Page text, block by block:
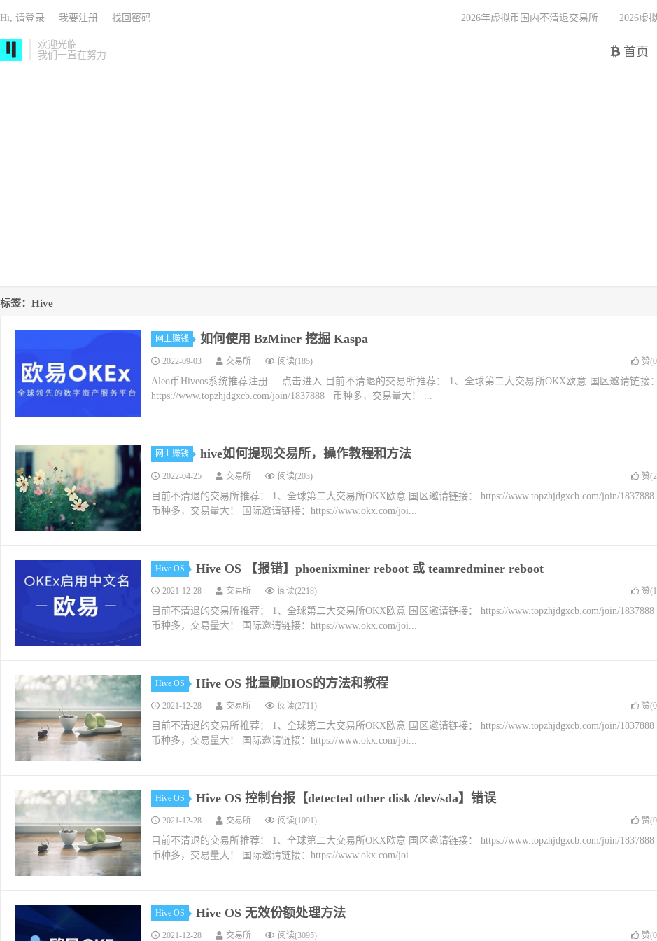
欢迎光临
我们一直在努力
首页
2026年虚拟币国内不清退交易所 2026虚
Hi, 请登录 我要注册 找回密码
标签：Hive
网上赚钱 如何使用 BzMiner 挖掘 Kaspa
2022-09-03 交易所 阅读(185) 赞(0
Aleo币Hiveos系统推荐注册—-点击进入 目前不清退的交易所推荐： 1、全球第二大交易所OKX欧意 国区邀请链接：
https://www.topzhjdgxcb.com/join/1837888 币种多，交易量大！ ...
网上赚钱 hive如何提现交易所，操作教程和方法
2022-04-25 交易所 阅读(203) 赞(2
目前不清退的交易所推荐： 1、全球第二大交易所OKX欧意 国区邀请链接： https://www.topzhjdgxcb.com/join/1837888
币种多，交易量大！ 国际邀请链接：https://www.okx.com/joi...
Hive OS Hive OS 【报错】phoenixminer reboot 或 teamredminer reboot
2021-12-28 交易所 阅读(2218) 赞(1
目前不清退的交易所推荐： 1、全球第二大交易所OKX欧意 国区邀请链接： https://www.topzhjdgxcb.com/join/1837888
币种多，交易量大！ 国际邀请链接：https://www.okx.com/joi...
Hive OS Hive OS 批量刷BIOS的方法和教程
2021-12-28 交易所 阅读(2711) 赞(0
目前不清退的交易所推荐： 1、全球第二大交易所OKX欧意 国区邀请链接： https://www.topzhjdgxcb.com/join/1837888
币种多，交易量大！ 国际邀请链接：https://www.okx.com/joi...
Hive OS Hive OS 控制台报【detected other disk /dev/sda】错误
2021-12-28 交易所 阅读(1091) 赞(0
目前不清退的交易所推荐： 1、全球第二大交易所OKX欧意 国区邀请链接： https://www.topzhjdgxcb.com/join/1837888
币种多，交易量大！ 国际邀请链接：https://www.okx.com/joi...
Hive OS Hive OS 无效份额处理方法
2021-12-28 交易所 阅读(3095) 赞(0